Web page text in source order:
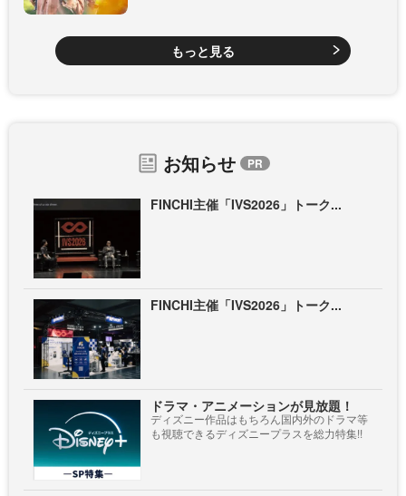
もっと見る
お知らせ
FINCHI主催「IVS2026」トーク...
FINCHI主催「IVS2026」トーク...
ドラマ・アニメーションが見放題！
ディズニー作品はもちろん国内外のドラマ等
も視聴できるディズニープラスを総力特集!!